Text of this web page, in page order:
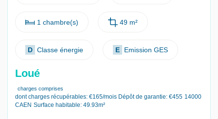
1 chambre(s) 49 m²
D Classe énergie E Emission GES
Loué
charges comprises
dont charges récupérables: €165/mois Dépôt de garantie: €455 14000
CAEN Surface habitable: 49.93m²